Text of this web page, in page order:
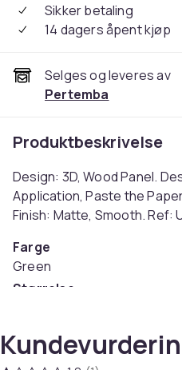
Sikker betaling
14 dagers åpent kjøp
Selges og leveres av
Pertemba
Produktbeskrivelse
Design: 3D, Wood Panel.
Application, Paste the
Finish: Matte, Smooth. Ref:
Farge
Green
Størrelse
b666cbd6-3780-4127-